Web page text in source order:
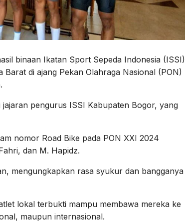
binaan Ikatan Sport Sepeda Indonesia (ISSI)
di ajang Pekan Olahraga Nasional (PON)
pengurus ISSI Kabupaten Bogor, yang
nomor Road Bike pada PON XXI 2024
dan M. Hapidz.
mengungkapkan rasa syukur dan bangganya
lokal terbukti mampu membawa mereka ke
maupun internasional.